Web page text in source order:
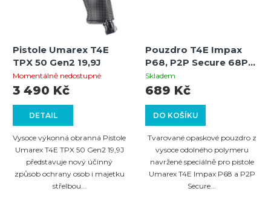
Pistole Umarex T4E
TPX 50 Gen2 19,9J
Momentálně nedostupné
DETAIL
3 490 Kč
Vysoce výkonná obranná Pistole
Umarex T4E TPX 50 Gen2 19,9J
představuje nový účinný
způsob ochrany osob i majetku
střelbou...
Pouzdro T4E Impax
P68, P2P Secure 68P
polymer, pravé
Skladem
DO KOŠÍKU
689 Kč
Tvarované opaskové pouzdro z
vysoce odolného polymeru
navržené speciálně pro pistole
Umarex T4E Impax P68 a P2P
Secure...